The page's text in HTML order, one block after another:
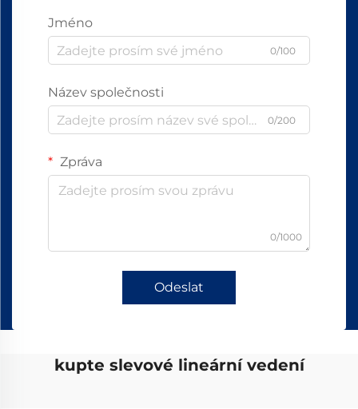
Jméno
0/100
Název společnosti
0/200
Zpráva
0/1000
Odeslat
kupte slevové lineární vedení